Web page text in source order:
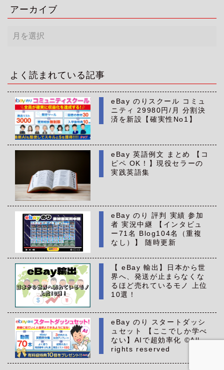
アーカイブ
ー
ブ
よく読まれている記事
eBay のりスクール コミュ
ニティ 29980円/月 分割決
済を新設【確実性No1】
eBay 英語例文 まとめ 【コ
ピペ OK！】現役セラーの
実践英語集
eBay のり 評判 実績 参加
者 実況中継 【インタビュ
ー71名 Blog104名（重複
なし）】 随時更新
【 eBay 輸出】日本から世
界へ、発送が止まらなくな
るほど売れているモノ 上位
10選！
eBay のり スタートダッシ
ュセット 【ここでしか学べ
ない】AIで超効率化 ©All
rights reserved